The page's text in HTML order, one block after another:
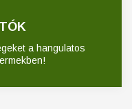
a hangulatos